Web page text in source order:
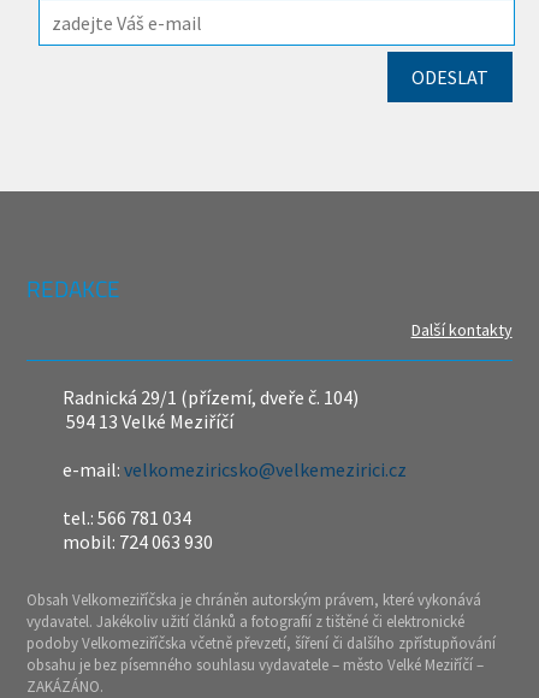
REDAKCE
Další kontakty
Radnická 29/1 (přízemí, dveře č. 104)
594 13 Velké Meziříčí
e-mail:velkomeziricsko@velkemezirici.cz
tel.: 566 781 034
mobil: 724 063 930
Obsah Velkomeziříčska je chráněn autorským právem, které vykonává
vydavatel. Jakékoliv užití článků a fotografií z tištěné či elektronické
podoby Velkomeziříčska včetně převzetí, šíření či dalšího zpřístupňování
obsahu je bez písemného souhlasu vydavatele – město Velké Meziříčí –
ZAKÁZÁNO.